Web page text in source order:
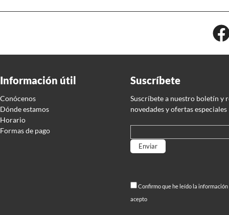
Información útil
Conócenos
Dónde estamos
Horario
Formas de pago
Suscríbete
Suscríbete a nuestro boletín y
novedades y ofertas especiales
Confirmo que he leído la
acepto